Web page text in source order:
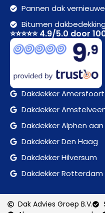
Pannen dak
Bitumen dakbedekking
⭐⭐⭐⭐⭐ 4.9/5.0 door
Dakdekker Amersfoort
Dakdekker
Dakdekker Alphen
Dakdekker Den Haag
Dakdekker Hilversum
Dakdekker Rotterdam
Dak Advies Groep B.V.